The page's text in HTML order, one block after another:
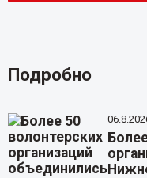
Подробно